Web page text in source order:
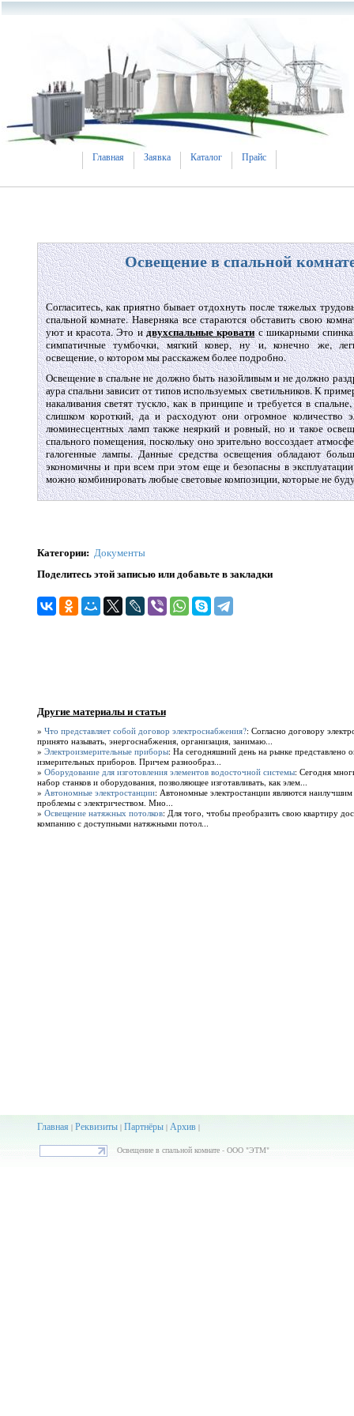
Главная Заявка Каталог Прайс
Освещение в спальной
Согласитесь, как приятно бывает отдохнуть после тяжелых
спальной комнате. Наверняка все стараются обставить свою
уют и красота. Это идвухспальные кроватис шикарными
симпатичные тумбочки, мягкий ковер, ну и, конечно же,
освещение, о котором мы расскажем более подробно.
Освещение в спальне не должно быть назойливым и не должно
аура спальни зависит от типов используемых светильников. К
накаливания светят тускло, как в принципе и требуется в
слишком короткий, да и расходуют они огромное количество
люминесцентных ламп также неяркий и ровный, но и такое
спального помещения, поскольку оно зрительно воссоздает
галогенные лампы. Данные средства освещения обладают
экономичны и при всем при этом еще и безопасны в
можно комбинировать любые световые композиции, которые не
Категории: Документы
Поделитесь этой записью или добавьте в закладки
Другие материалы и статьи
» Что представляет собой договор электроснабжения?: Согласно договору
принято называть, энергоснабжения, организация, занимаю...
» Электроизмерительные приборы: На сегодняшний день на рынке представлено
измерительных приборов. Причем разнообраз...
» Оборудование для изготовления элементов водосточной системы: Сегодня
набор станков и оборудования, позволяющее изготавливать, как элем...
» Автономные электростанции: Автономные электростанции являются
проблемы с электричеством. Мно...
» Освещение натяжных потолков: Для того, чтобы преобразить свою квартиру
компанию с доступными натяжными потол...
Главная| Реквизиты| Партнёры| Архив|
Освещение в спальной комнате - ООО "ЭТМ"